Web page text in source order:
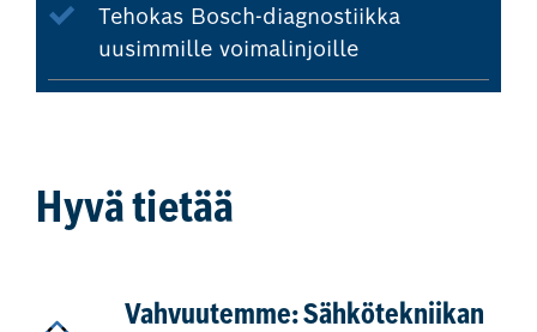
Tehokas Bosch-diagnostiikka
uusimmille voimalinjoille
Hyvä tietää
Vahvuutemme: Sähkötekniikan